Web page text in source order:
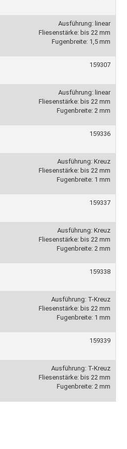
Ausführung: linear
Fliesenstärke: bis 22 mm
Fugenbreite: 1,5 mm
159307
Ausführung: linear
Fliesenstärke: bis 22 mm
Fugenbreite: 2 mm
159336
Ausführung: Kreuz
Fliesenstärke: bis 22 mm
Fugenbreite: 1 mm
159337
Ausführung: Kreuz
Fliesenstärke: bis 22 mm
Fugenbreite: 2 mm
159338
Ausführung: T-Kreuz
Fliesenstärke: bis 22 mm
Fugenbreite: 1 mm
159339
Ausführung: T-Kreuz
Fliesenstärke: bis 22 mm
Fugenbreite: 2 mm